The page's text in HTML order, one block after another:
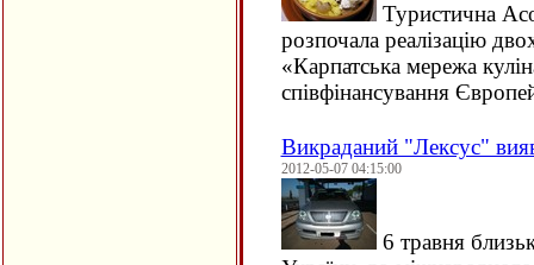
Туристична
розпочала реалізацію
«Карпатська мережа
співфінансування
Викраданий "Лексус"
2012-05-07 04:15:00
6 травня